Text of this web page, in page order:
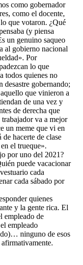
como gobernador
como el docente,
que votaron. ¿Qué
(y piensa
un genuino saqueo
al gobierno nacional
Por
lo que
todos quienes no
desastre gobernando;
que vinieron a
de una vez y
de derecha que
va a mejor
un meme que vi en
hacerte de clase
el trueque».
por uno del 2021?
puede vacacionar
cada
cada sábado por
quienes
y la gente rica. El
empleado de
empleado
ninguno de esos